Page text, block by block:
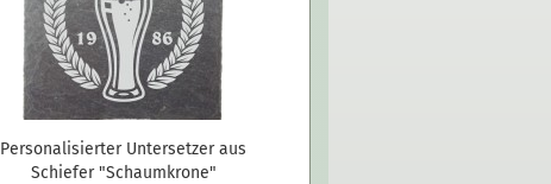
Personalisierter Untersetzer aus
Schiefer "Schaumkrone"